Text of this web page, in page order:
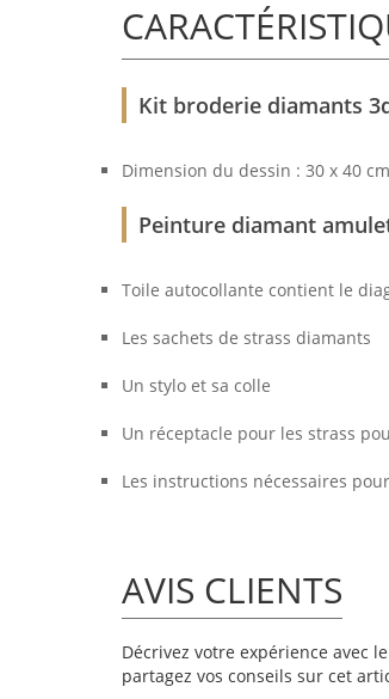
Kit broderie diamants
Dimension du dessin : 30 x 40 cm
Peinture diamant
Toile autocollante contient le
Les sachets de strass diamants
Un stylo et sa colle
Un réceptacle pour les strass
Les instructions nécessaires
AVIS CLIENTS
Décrivez votre expérience avec
partagez vos conseils sur cet